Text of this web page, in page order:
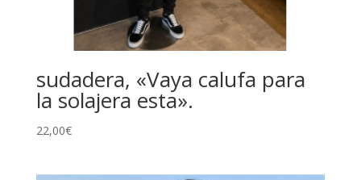
sudadera, «Vaya calufa para
la solajera esta».
22,00€